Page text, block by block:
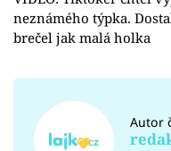
neznámého týpka.
brečel jak malá holka
Autor